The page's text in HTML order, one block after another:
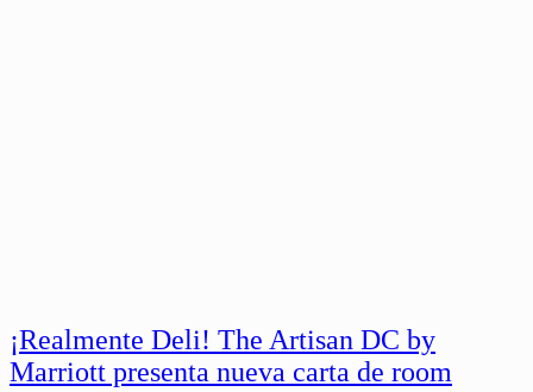
¡Realmente Deli! The Artisan DC by
Marriott presenta nueva carta de room